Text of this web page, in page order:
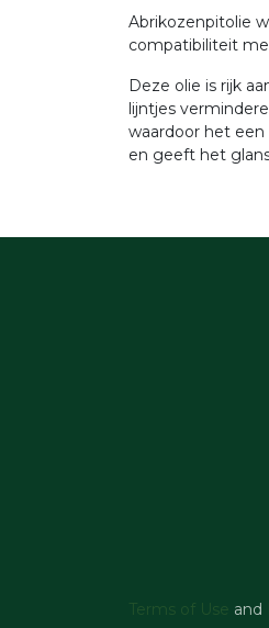
Abrikozenpitolie
compatibiliteit
Deze olie is rijk
lijntjes
waardoor het
en geeft het
Terms of Use and